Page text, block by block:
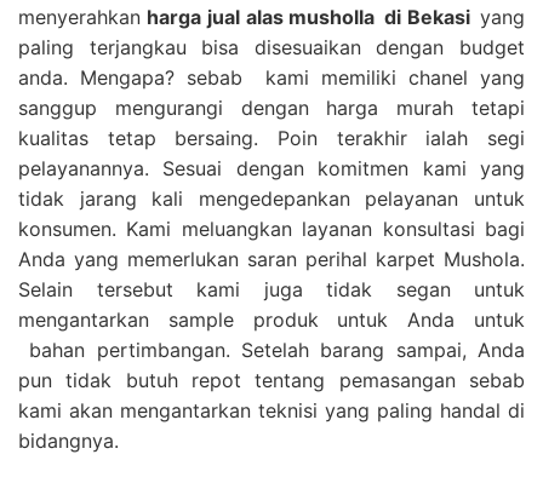
menyerahkan harga jual alas musholla di Bekasiyang
paling terjangkau bisa disesuaikan dengan budget
anda. Mengapa? sebab kami memiliki chanel yang
sanggup mengurangi dengan harga murah tetapi
kualitas tetap bersaing. Poin terakhir ialah segi
pelayanannya. Sesuai dengan komitmen kami yang
tidak jarang kali mengedepankan pelayanan untuk
konsumen. Kami meluangkan layanan konsultasi bagi
Anda yang memerlukan saran perihal karpet Mushola.
Selain tersebut kami juga tidak segan untuk
mengantarkan sample produk untuk Anda untuk
bahan pertimbangan. Setelah barang sampai, Anda
pun tidak butuh repot tentang pemasangan sebab
kami akan mengantarkan teknisi yang paling handal di
bidangnya.